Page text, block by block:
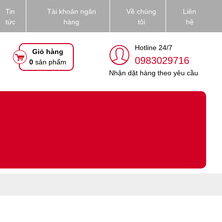
Tin
tức
Tài khoản ngân
hàng
Về chúng
tôi
Liên
hệ
Giỏ hàng
0 sản phẩm
Hotline 24/7
0983029716
Nhận dặt hàng theo yêu cầu